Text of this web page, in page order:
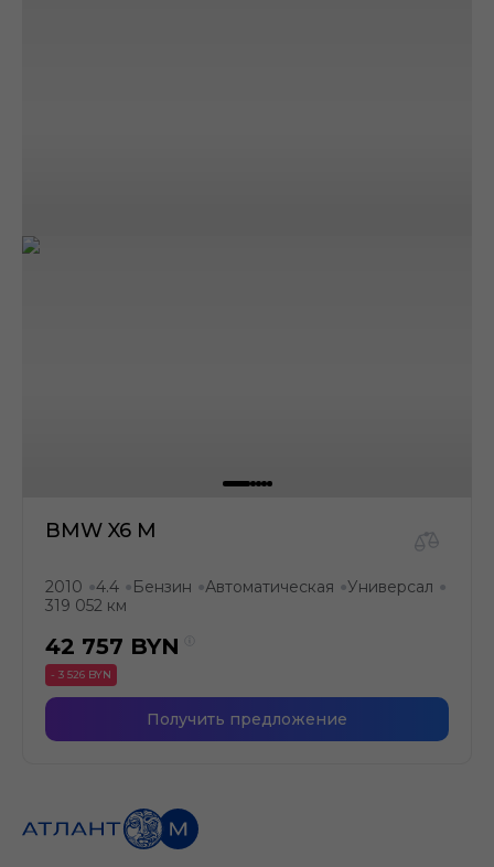
BMW X6 M
2010 ●4.4 ● Бензин ●Автоматическая ●Универсал ●
319 052 км
42 757 BYN
- 3 526 BYN
Получить предложение